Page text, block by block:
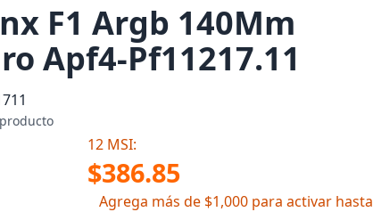
F1 Argb 140Mm
Apf4-Pf11217.11
12 MSI:
$386.85
Agrega más de $1,000 para activar hasta